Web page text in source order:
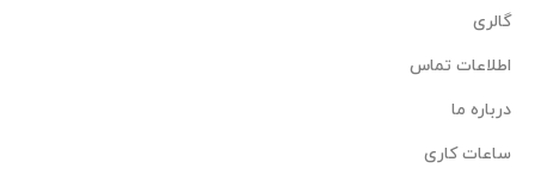
گالری
اطلاعات تماس
درباره ما
ساعات کاری